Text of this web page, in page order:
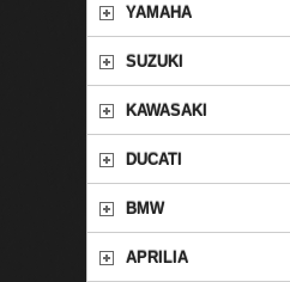
YAMAHA
SUZUKI
KAWASAKI
DUCATI
BMW
APRILIA